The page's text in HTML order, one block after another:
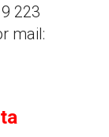
223
mail: